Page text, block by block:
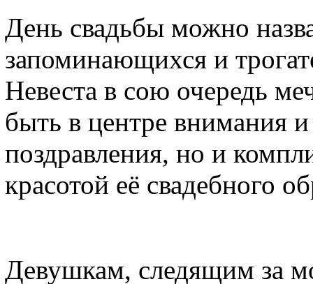
День свадьбы можно
запоминающихся и
Невеста в сою очередь
быть в центре внимания и
поздравления, но и
красотой её свадебного
Девушкам, следящим за